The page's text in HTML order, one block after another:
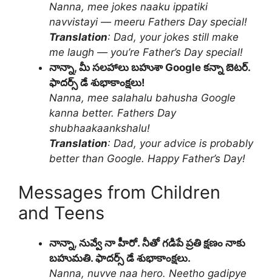
Nanna, mee jokes naaku ippatiki
navvistayi — meeru Fathers Day special!
Translation: Dad, your jokes still make
me laugh — you’re Father’s Day special!
నాన్నా, మీ సలహాలు బహుశా Google కన్నా బెటర్.
ఫాదర్స్ డే శుభాకాంక్షలు!
Nanna, mee salahalu bahusha Google
kanna better. Fathers Day
shubhaakaankshalu!
Translation: Dad, your advice is probably
better than Google. Happy Father’s Day!
Messages from Children
and Teens
నాన్నా, నువ్వే నా హీరో. నీతో గడిపే ప్రతి క్షణం నాకు
బహుమతి. ఫాదర్స్ డే శుభాకాంక్షలు.
Nanna, nuvve naa hero. Neetho gadipye